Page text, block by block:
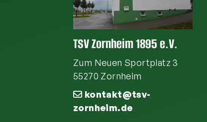
TSV Zornheim 1895 e.V.
Zum Neuen Sportplatz 3
55270 Zornheim
kontakt@tsv-
zornheim.de